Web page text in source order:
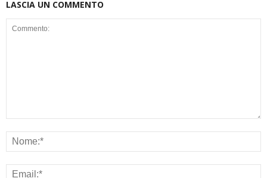
LASCIA UN COMMENTO